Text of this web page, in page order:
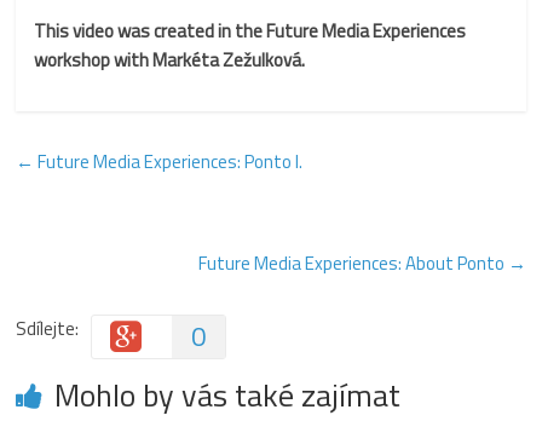
This video was created in the Future Media Experiences
workshop with Markéta Zežulková.
← Future Media Experiences: Ponto I.
Future Media Experiences: About Ponto →
Sdílejte: 0
Mohlo by vás také zajímat